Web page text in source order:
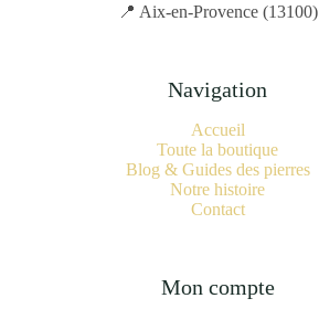
📍 Aix-en-Provence (13100)
Navigation
Accueil
Toute la boutique
Blog & Guides des pierres
Notre histoire
Contact
Mon compte